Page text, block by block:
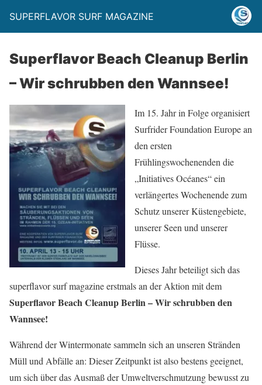
SUPERFLAVOR SURF MAGAZINE
Superflavor Beach Cleanup Berlin
– Wir schrubben den Wannsee!
Im 15. Jahr in Folge organisiert
Surfrider Foundation Europe an
den ersten
Frühlingswochenenden die
„Initiatives Océanes“ ein
verlängertes Wochenende zum
Schutz unserer Küstengebiete,
unserer Seen und unserer
Flüsse.
Dieses Jahr beteiligt sich das
superflavor surf magazine erstmals an der Aktion mit dem
Superflavor Beach Cleanup Berlin – Wir schrubben den
Wannsee!
Während der Wintermonate sammeln sich an unseren Stränden
Müll und Abfälle an: Dieser Zeitpunkt ist also bestens geeignet,
um sich über das Ausmaß der Umweltverschmutzung bewusst zu